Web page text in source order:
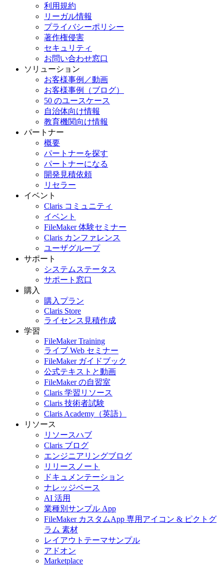
利用規約
リーガル情報
プライバシーポリシー
著作権侵害
セキュリティ
お問い合わせ窓口
ソリューション
お客様事例／動画
お客様事例（ブログ）
50 のユースケース
自治体向け情報
教育機関向け情報
パートナー
概要
パートナーを探す
パートナーになる
開発見積依頼
リセラー
イベント
Claris コミュニティ
イベント
FileMaker 体験セミナー
Claris カンファレンス
ユーザグループ
サポート
システムステータス
サポート窓口
購入
購入プラン
Claris Store
ライセンス見積作成
学習
FileMaker Training
ライブ Web セミナー
FileMaker ガイドブック
公式テキストと動画
FileMaker の自習室
Claris 学習リソース
Claris 技術者試験
Claris Academy（英語）
リソース
リソースハブ
Claris ブログ
エンジニアリングブログ
リリースノート
ドキュメンテーション
ナレッジベース
AI 活用
業種別サンプル App
FileMaker カスタムApp 専用アイコン & ピクトグ
ラム 素材
レイアウトテーマサンプル
アドオン
Marketplace